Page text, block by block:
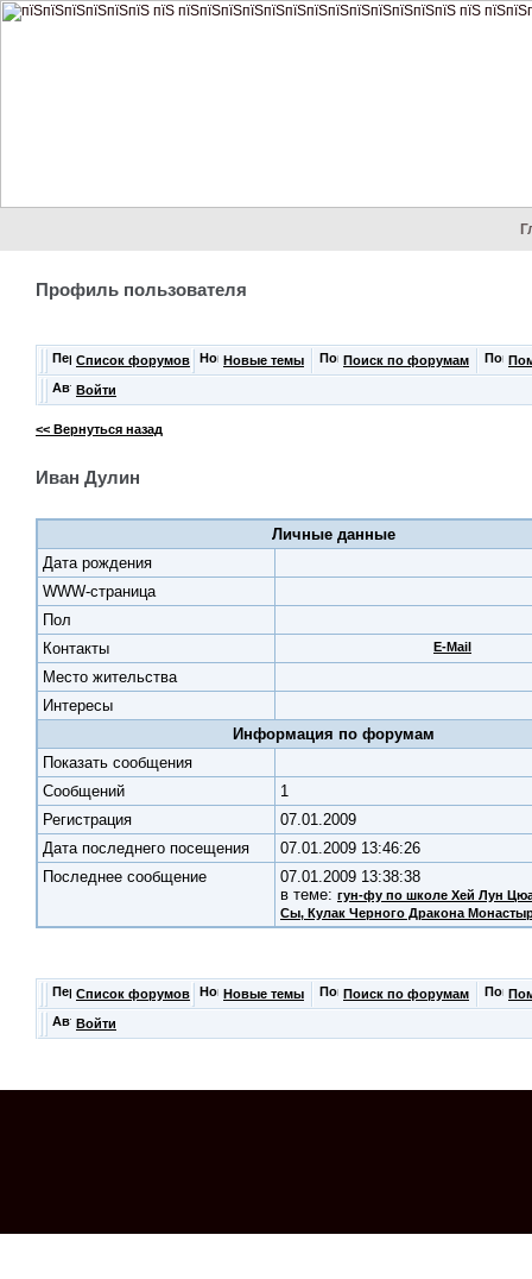
Профиль пользователя
Список форумов Новые темы Поиск по форумам
Войти
<< Вернуться назад
Иван Дулин
Личные данные
Дата рождения
WWW-страница
Пол
Контакты
E-Mail
Место жительства
Интересы
Информация по форумам
Показать сообщения
Cообщений
1
Регистрация
07.01.2009
Дата последнего посещения
07.01.2009 13:46:26
Последнее сообщение
07.01.2009 13:38:38
в теме: гун-фу по школе Хей Лун
Сы, Кулак Черного Дракона
Список форумов Новые темы Поиск по форумам
Войти